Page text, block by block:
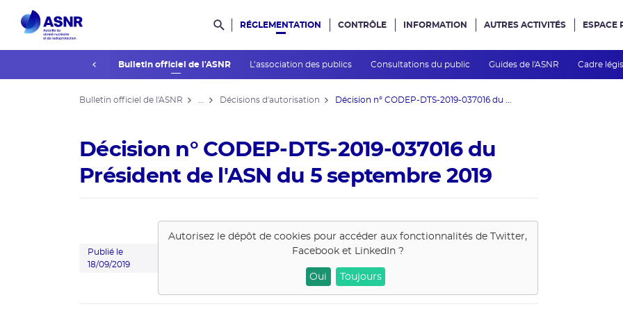
Rechercher dans le site
RÉGLEMENTATION
La réglementation Bulletin officiel de l'ASNR L’association des publics Consultations du public Guides de l'ASNR Cadre
CONTRÔLE INFORMATION AUTRES ACTIVITÉS ESPACE
Bulletin officiel de l'ASNR Décisions d'autorisation Décision n° CODEP-DTS-2019-037016 du ...
Décision n° CODEP-DTS-2019-037016 du
Président de l'ASN du 5 septembre 2019
Publié le
18/09/2019
Autorisez le dépôt de cookies pour accéder aux fonctionnalités de
Twitter,
Facebook et LinkedIn?
Oui Toujours